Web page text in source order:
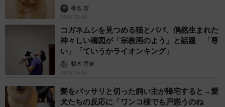
椎名 碧
2026.08.06
コガネムシを見つめる猫とパパ、偶然生まれた
神々しい構図が「宗教画のよう」と話題 「尊
い」「ていうかライオンキング」
梨木 香奈
2026.08.06
髪をバッサリと切った飼い主が帰宅すると→愛
犬たちの反応に「ワンコ様でも戸惑うのね